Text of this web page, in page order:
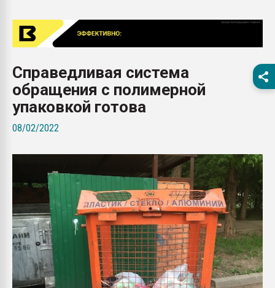
28.07.2026
пластмасс
28.07.2026
ПЕРЕЙТИ НА
Справедливая система
обращения с полимерной
упаковкой готова
08/02/2022